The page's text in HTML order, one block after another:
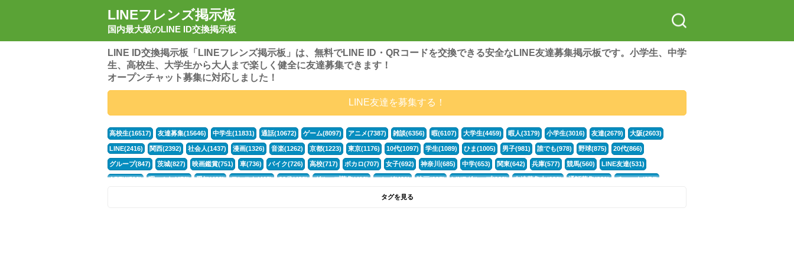
LINEフレンズ掲示板
国内最大級のLINE ID交換掲示板
LINE ID交換掲示板「LINEフレンズ掲示板」は、無料でLINE ID・QRコードを交換できる安全なLINE友達募集掲示板です。小学生、中学
生、高校生、大学生から大人まで楽しく健全に友達募集できます！
オープンチャット募集に対応しました！
LINE友達を募集する！
高校生(16517) 友達募集(15646) 中学生(11831) 通話(10672) ゲーム(8097) アニメ(7387) 雑談(6356) 暇(6107) 大学生(4459) 暇人(3179) 小学生(3016) 友達(2679) 大阪(2603)
LINE(2416) 関西(2392) 社会人(1437) 漫画(1326) 音楽(1262) 京都(1223) 東京(1176) 10代(1097) 学生(1089) ひま(1005) 男子(981) 誰でも(978) 野球(875) 20代(866)
グループ(847) 茨城(827) 映画鑑賞(751) 車(736) バイク(726) 高校(717) ボカロ(707) 女子(692) 神奈川(685) 中学(653) 関東(642) 兵庫(577) 競馬(560) LINE友達(531)
APEX(519) 暇つぶし(476) 愛知(468) モンスト(465) 30代(433) グループ募集(412) マンガ(401) 映画(395) LINEグループ(388) 友達募集中(382) 通話募集(381) チャット(374)
フォートナイト(320)
タグを見る